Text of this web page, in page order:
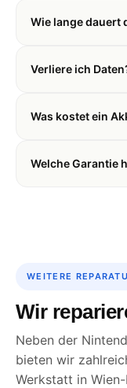
Wie lange dauert
Verliere ich
Was kostet ein
Welche Garantie
WEITERE
Wir
Neben der
bieten wir
Werkstatt in